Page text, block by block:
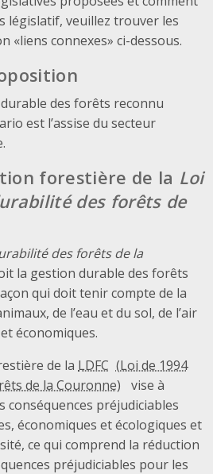
législatif, veuillez trouver les
«liens connexes» ci-dessous.
des forêts reconnu
est l’assise du secteur
forestière de la Loi
des forêts de
des forêts de la
la gestion durable des forêts
qui doit tenir compte de la
de l’eau et du sol, de l’air
économiques.
de la LDFC
vise à
conséquences préjudiciables
économiques et écologiques et
ce qui comprend la réduction
préjudiciables pour les